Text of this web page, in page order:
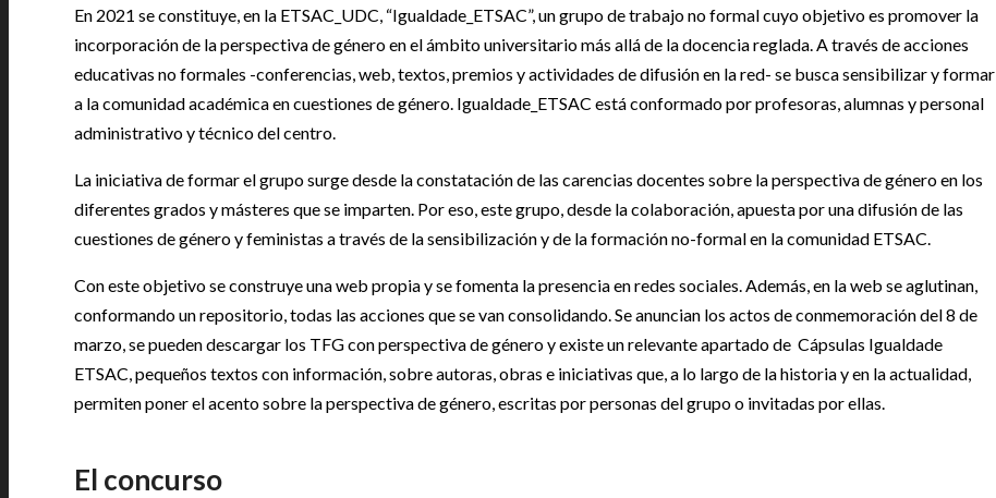
En 2021 se constituye, en la ETSAC_UDC, “Igualdade_ETSAC”, un grupo de trabajo no formal cuyo objetivo es promover la
incorporación de la perspectiva de género en el ámbito universitario más allá de la docencia reglada. A través de acciones
educativas no formales -conferencias, web, textos, premios y actividades de difusión en la red- se busca sensibilizar y formar
a la comunidad académica en cuestiones de género. Igualdade_ETSAC está conformado por profesoras, alumnas y personal
administrativo y técnico del centro.
La iniciativa de formar el grupo surge desde la constatación de las carencias docentes sobre la perspectiva de género en los
diferentes grados y másteres que se imparten. Por eso, este grupo, desde la colaboración, apuesta por una difusión de las
cuestiones de género y feministas a través de la sensibilización y de la formación no-formal en la comunidad ETSAC.
Con este objetivo se construye una web propia y se fomenta la presencia en redes sociales. Además, en la web se aglutinan,
conformando un repositorio, todas las acciones que se van consolidando. Se anuncian los actos de conmemoración del 8 de
marzo, se pueden descargar los TFG con perspectiva de género y existe un relevante apartado de Cápsulas Igualdade
ETSAC, pequeños textos con información, sobre autoras, obras e iniciativas que, a lo largo de la historia y en la actualidad,
permiten poner el acento sobre la perspectiva de género, escritas por personas del grupo o invitadas por ellas.
El concurso